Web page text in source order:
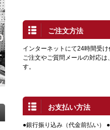
ご注文方法
インターネットにて24時間受
ご注文やご質問メールの対応
す。
お支払い方法
●銀行振り込み（代金前払い）